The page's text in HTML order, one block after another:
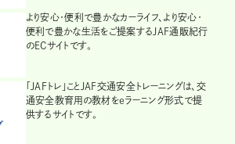
より安心・便利で豊かなカーライフ、より安心・
便利で豊かな生活をご提案するJAF通販紀行
のECサイトです。
「JAFトレ」ことJAF交通安全トレーニングは、交
通安全教育用の教材をeラーニング形式で提
供するサイトです。